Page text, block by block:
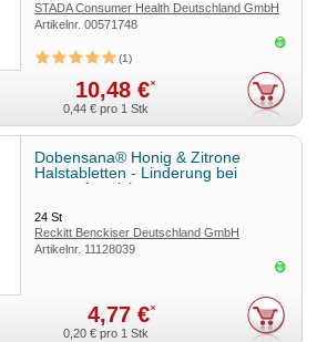
STADA Consumer Health Deutschland GmbH
Artikelnr.00571748
1
10,48 €*
0,44 € pro 1 Stk
Dobensana® Honig & Zitrone
Halstabletten - Linderung bei
ersten Anzeichen von
24St
Reckitt Benckiser Deutschland GmbH
Artikelnr. 11128039
4,77 €*
0,20 € pro 1 Stk